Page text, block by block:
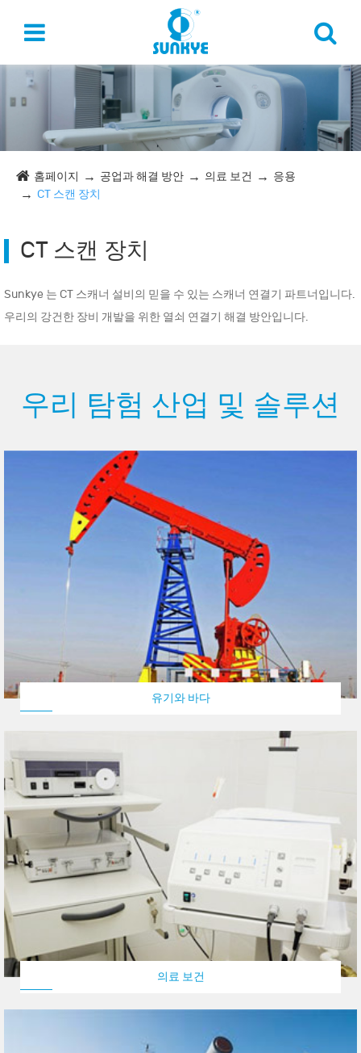
홈페이지 공업과 해결 방안 의료 보건
응용
CT 스캔 장치
CT 스캔 장치
Sunkye 는 CT 스캐너 설비의 믿을 수 있는 스캐너 연결기 파트너입니다.
우리의 강건한 장비 개발을 위한 열쇠 연결기 해결 방안입니다.
우리 탐험 산업 및 솔루션
유기와 바다
의료 보건